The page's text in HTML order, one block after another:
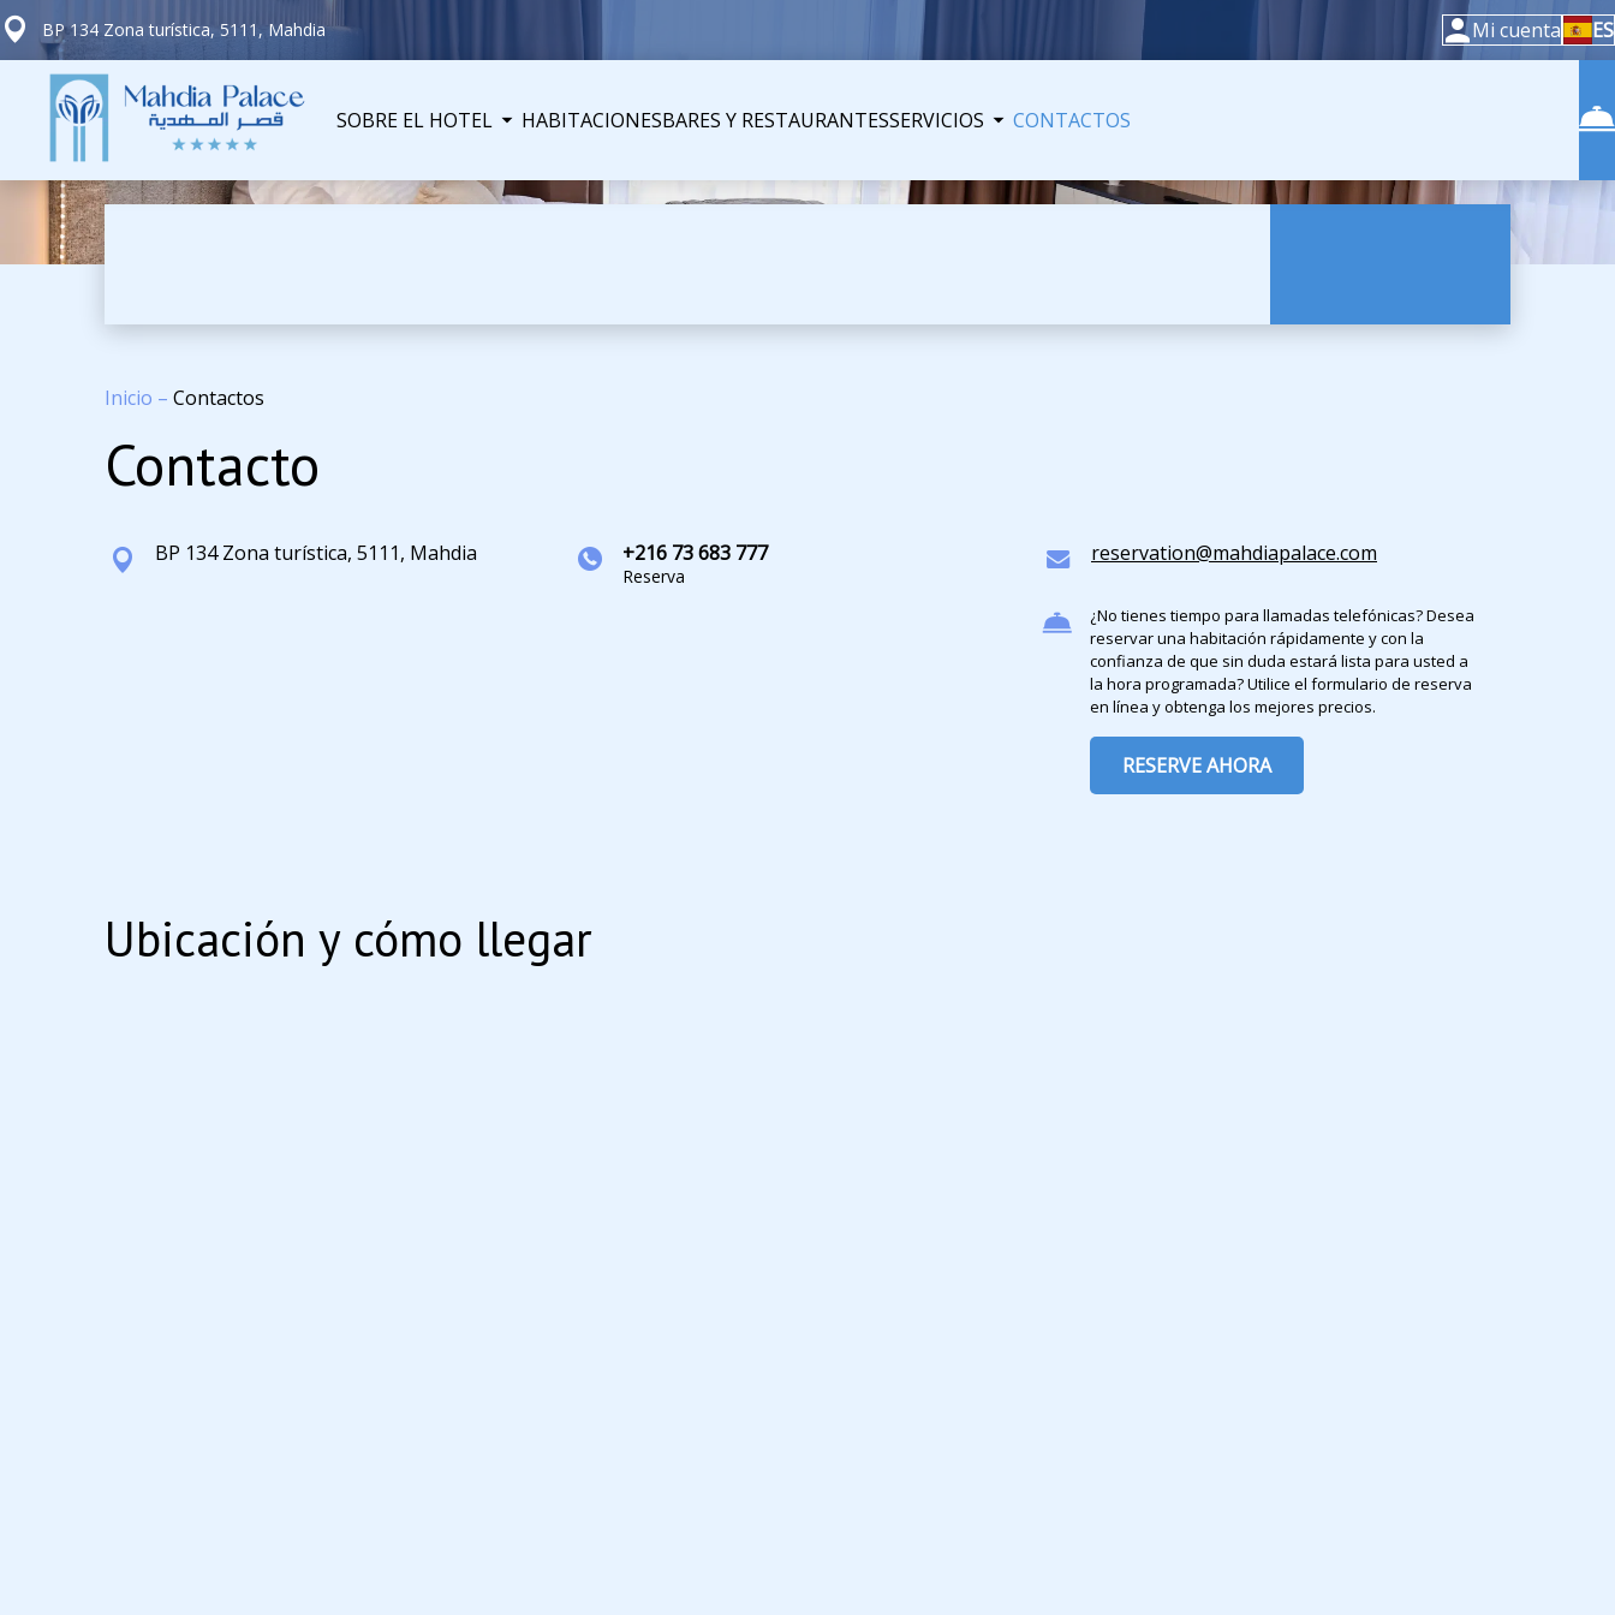
BP 134 Zona turística, 5111, Mahdia Mi cuenta ES
SOBRE EL HOTEL HABITACIONESBARES Y RESTAURANTESSERVICIOS CONTACTOS
Inicio – Contactos
Contacto
BP 134 Zona turística, 5111, Mahdia +216 73 683 777
Reserva
reservation@mahdiapalace.com
¿No tienes tiempo para llamadas telefónicas? Desea
reservar una habitación rápidamente y con la
confianza de que sin duda estará lista para usted a
la hora programada? Utilice el formulario de reserva
en línea y obtenga los mejores precios.
RESERVE AHORA
Ubicación y cómo llegar